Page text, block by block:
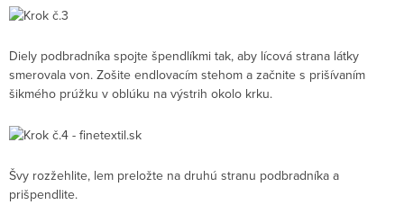
Diely podbradníka spojte špendlíkmi tak, aby lícová strana látky
smerovala von. Zošite endlovacím stehom a začnite s prišívaním
šikmého prúžku v oblúku na výstrih okolo krku.
Švy rozžehlite, lem preložte na druhú stranu podbradníka a
prišpendlite.